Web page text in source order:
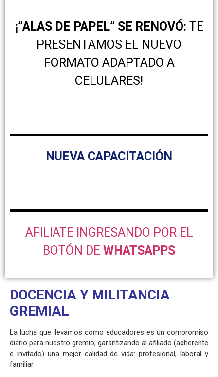
DOCENCIA Y MILITANCIA
GREMIAL
La lucha que llevamos como educadores es un compromiso
diario para nuestro gremio, garantizando al afiliado (adherente
e invitado) una mejor calidad de vida: profesional, laboral y
familiar.
¡”ALAS DE PAPEL” SE RENOVÓ: TE
PRESENTAMOS EL NUEVO
FORMATO ADAPTADO A
CELULARES!
NUEVA CAPACITACIÓN
AFILIATE INGRESANDO POR EL
BOTÓN DE WHATSAPPS